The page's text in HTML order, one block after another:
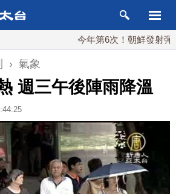
今年第6次！朝鮮發射彈道
› 氣象
週三午後陣雨降溫